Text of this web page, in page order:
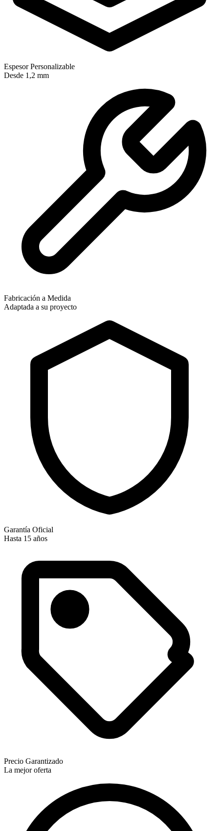
Espesor Personalizable
Desde 1,2 mm
Fabricación a Medida
Adaptada a su proyecto
Garantía Oficial
Hasta 15 años
Precio Garantizado
La mejor oferta